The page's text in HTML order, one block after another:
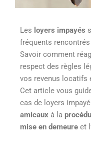
Les loyers impayés
fréquents
Savoir comment
respect des règles
vos revenus locatifs
Cet article vous
cas de loyers
amicaux à la
mise en demeure et